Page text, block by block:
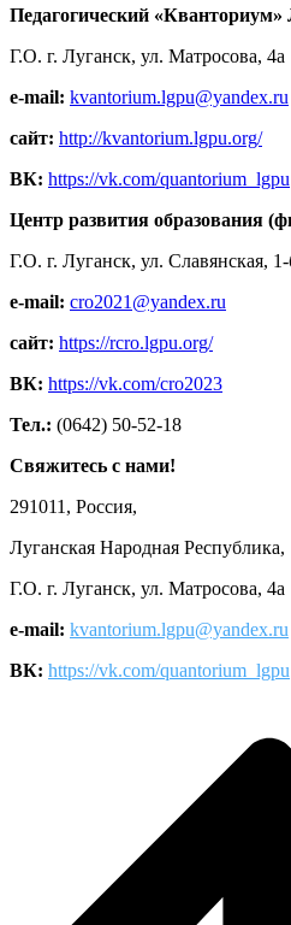
Педагогический
Г.О. г. Луганск, ул. Матросова, 4а
e-mail: kvantorium.lgpu@yandex.ru
сайт: http://kvantorium.lgpu.org/
ВК: https://vk.com/quantorium_lgpu
Центр развития образования
Г.О. г. Луганск, ул. Славянская,
e-mail: cro2021@yandex.ru
сайт: https://rcro.lgpu.org/
ВК: https://vk.com/cro2023
Тел.: (0642) 50-52-18
Свяжитесь с нами!
291011, Россия,
Луганская Народная Республика,
Г.О. г. Луганск, ул. Матросова, 4а
e-mail: kvantorium.lgpu@yandex.ru
ВК: https://vk.com/quantorium_lgpu